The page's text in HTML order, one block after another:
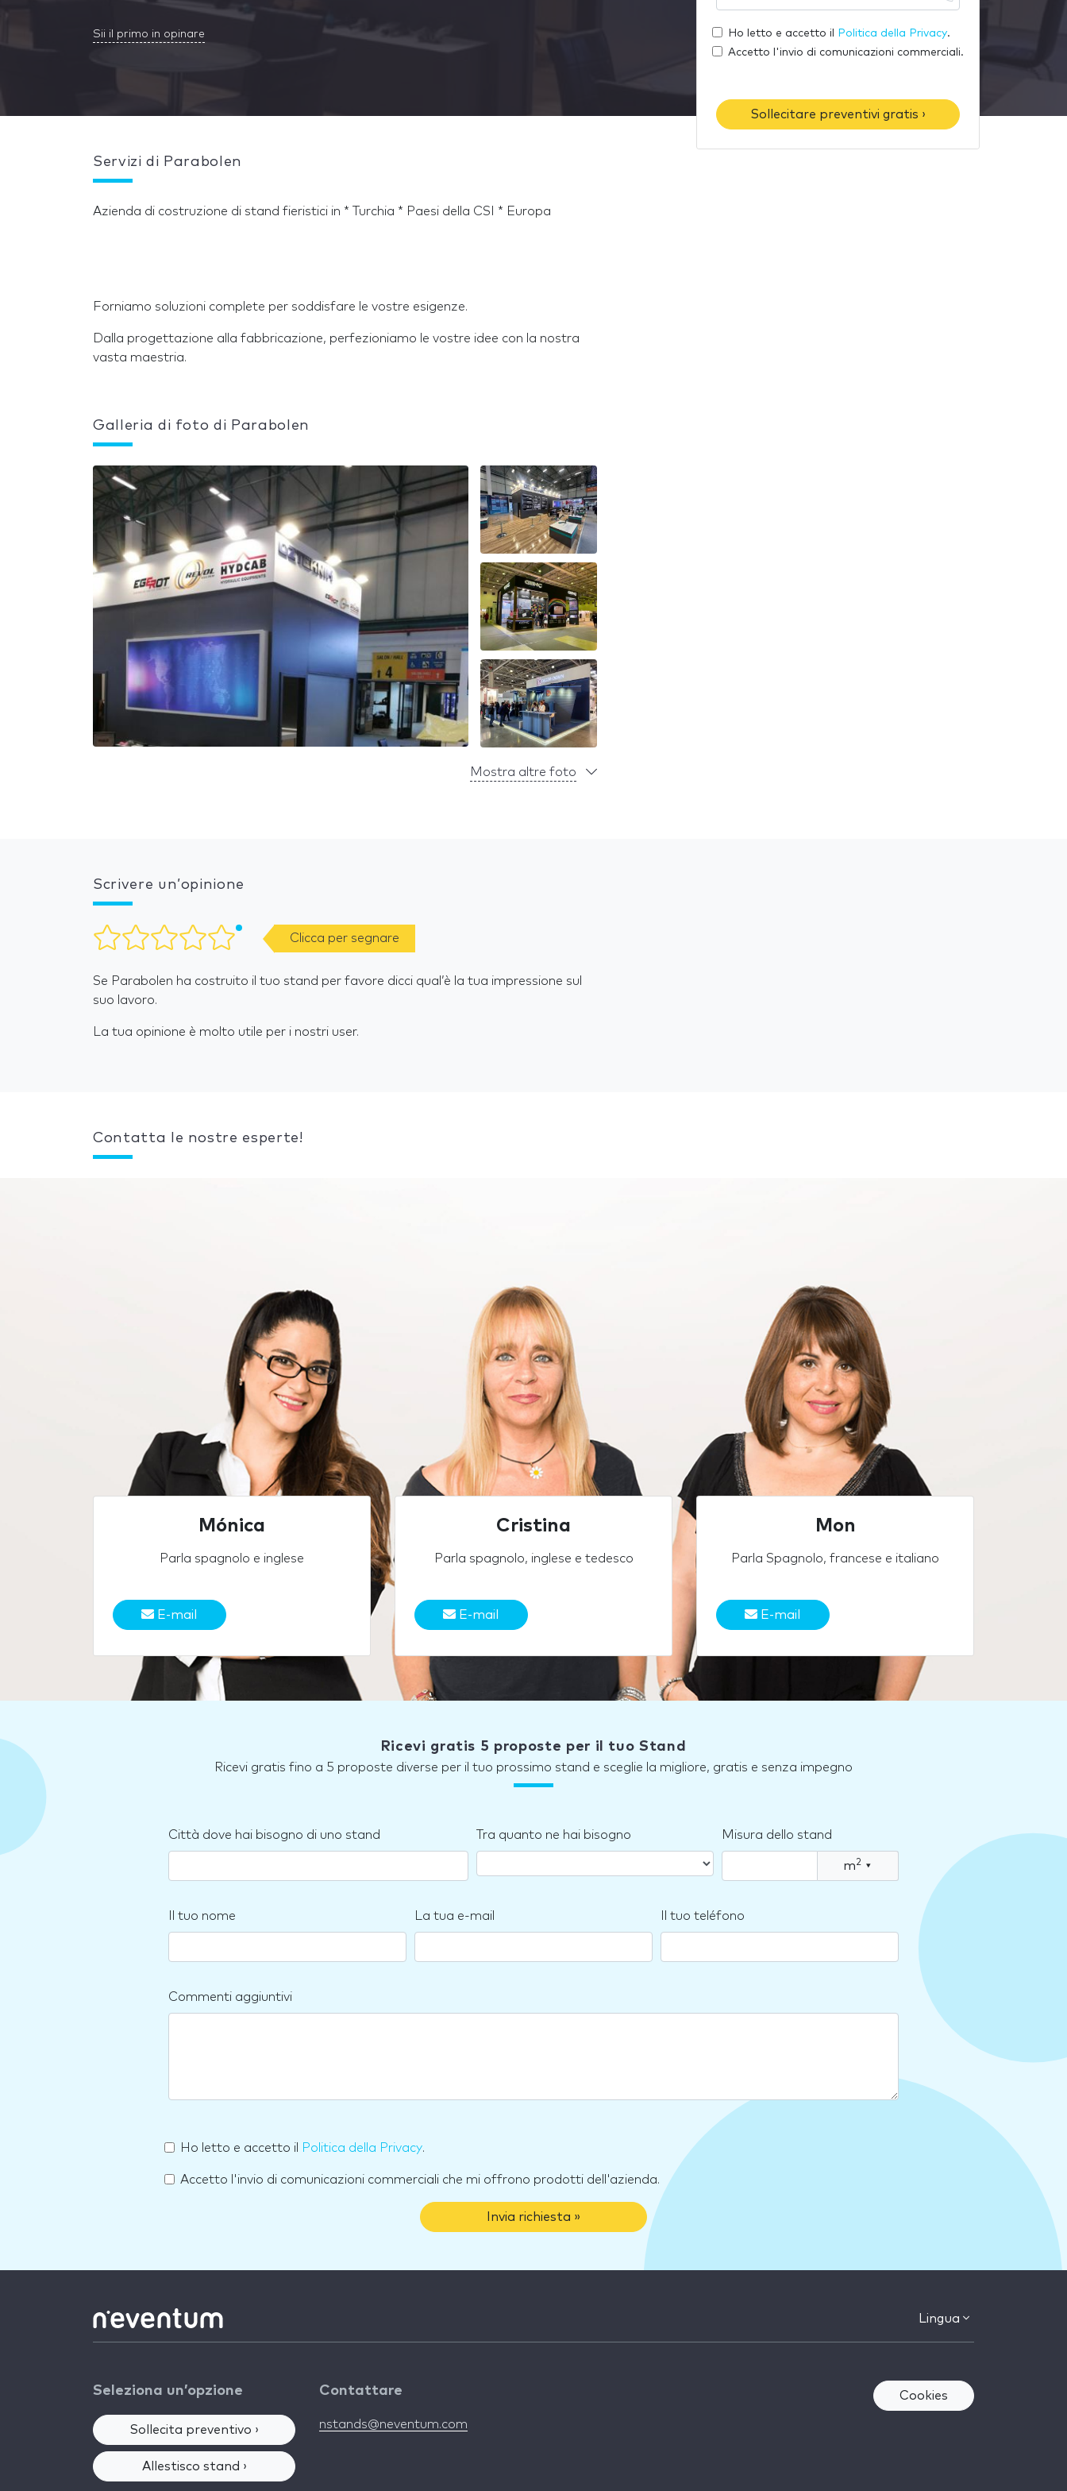
Sii il primo in opinare
m
e
e
-
i
l
t
u
e
l
Ho letto e accetto il Politica della Privacy.
Accetto l'invio di comunicazioni commerciali.
Sollecitare preventivi gratis ›
Servizi di Parabolen
Azienda di costruzione di stand fieristici in * Turchia * Paesi della CSI * Europa
Forniamo soluzioni complete per soddisfare le vostre esigenze.
Dalla progettazione alla fabbricazione, perfezioniamo le vostre idee con la nostra
vasta maestria.
Galleria di foto di Parabolen
Mostra altre foto
Scrivere un’opinione
Clicca per segnare
Se Parabolen ha costruito il tuo stand per favore dicci qual’è la tua impressione sul
suo lavoro.
La tua opinione è molto utile per i nostri user.
Contatta le nostre esperte!
Mónica
Parla spagnolo e inglese
E-mail
Cristina
Parla spagnolo, inglese e tedesco
E-mail
Mon
Parla Spagnolo, francese e italiano
E-mail
Ricevi gratis 5 proposte per il tuo Stand
Ricevi gratis fino a 5 proposte diverse per il tuo prossimo stand e sceglie la migliore, gratis e senza impegno
Città dove hai bisogno di uno stand Tra quanto ne hai bisogno Misura dello stand
m2 ▾
Il tuo nome La tua e-mail Il tuo teléfono
Commenti aggiuntivi
Ho letto e accetto il Politica della Privacy.
Accetto l'invio di comunicazioni commerciali che mi offrono prodotti dell'azienda.
Invia richiesta »
Lingua
Seleziona un’opzione
Sollecita preventivo ›
Allestisco stand ›
Contattare
nstands@neventum.com
Cookies